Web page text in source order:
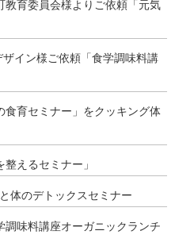
育委員会様よりご依頼「元気
イン様ご依頼「食学調味料講
食育セミナー」をクッキング体
えるセミナー」
体のデトックスセミナー
味料講座オーガニックランチ